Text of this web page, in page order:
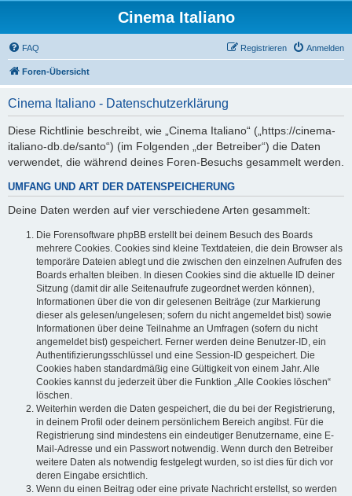
Cinema Italiano
FAQ Anmelden
Registrieren
Foren-Übersicht
Cinema Italiano - Datenschutzerklärung
Diese Richtlinie beschreibt, wie „Cinema Italiano“ („https://cinema-
italiano-db.de/santo“) (im Folgenden „der Betreiber“) die Daten
verwendet, die während deines Foren-Besuchs gesammelt werden.
UMFANG UND ART DER DATENSPEICHERUNG
Deine Daten werden auf vier verschiedene Arten gesammelt:
Die Forensoftware phpBB erstellt bei deinem Besuch des Boards
mehrere Cookies. Cookies sind kleine Textdateien, die dein Browser als
temporäre Dateien ablegt und die zwischen den einzelnen Aufrufen des
Boards erhalten bleiben. In diesen Cookies sind die aktuelle ID deiner
Sitzung (damit dir alle Seitenaufrufe zugeordnet werden können),
Informationen über die von dir gelesenen Beiträge (zur Markierung
dieser als gelesen/ungelesen; sofern du nicht angemeldet bist) sowie
Informationen über deine Teilnahme an Umfragen (sofern du nicht
angemeldet bist) gespeichert. Ferner werden deine Benutzer-ID, ein
Authentifizierungsschlüssel und eine Session-ID gespeichert. Die
Cookies haben standardmäßig eine Gültigkeit von einem Jahr. Alle
Cookies kannst du jederzeit über die Funktion „Alle Cookies löschen“
löschen.
Weiterhin werden die Daten gespeichert, die du bei der Registrierung,
in deinem Profil oder deinem persönlichem Bereich angibst. Für die
Registrierung sind mindestens ein eindeutiger Benutzername, eine E-
Mail-Adresse und ein Passwort notwendig. Wenn durch den Betreiber
weitere Daten als notwendig festgelegt wurden, so ist dies für dich vor
deren Eingabe ersichtlich.
Wenn du einen Beitrag oder eine private Nachricht erstellst, so werden